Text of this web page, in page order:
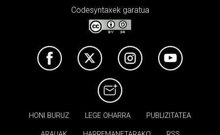
Codesyntaxek garatua
HONI BURUZ LEGE OHARRA PUBLIZITATEA